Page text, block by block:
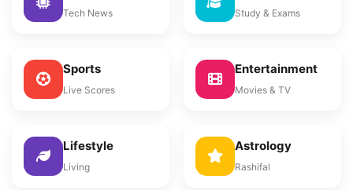
Tech News Study & Exams
Sports
Live Scores
Entertainment
Movies & TV
Lifestyle
Living
Astrology
Rashifal